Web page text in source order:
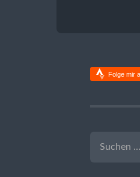
Folge mir
NACH: